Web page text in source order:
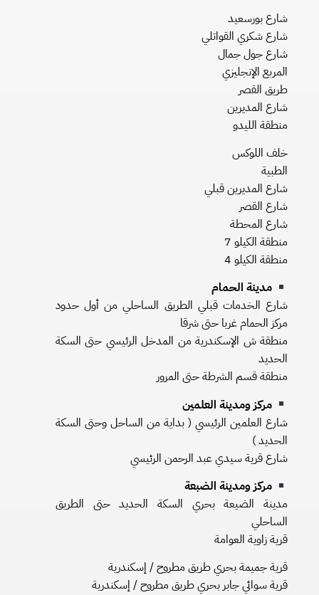
شارع بورسعيد
شارع شكري القواتلي
شارع جول جمال
المربع الإنجليزي
طريق القصر
شارع المديرين
منطقة الليدو
خلف اللوكس
الطبية
شارع المديرين قبلي
شارع القصر
شارع المحطة
منطقة الكيلو 7
منطقة الكيلو 4
مدينة الحمام
شارع الخدمات قبلي الطريق الساحلي من أول حدود
مركز الحمام غربا حتى شرقا
منطقة ش الإسكندرية من المدخل الرئيسي حتى السكة
الحديد
منطقة قسم الشرطة حتى المرور
مركز ومدينة العلمين
شارع العلمين الرئيسي ( بداية من الساحل وحتى السكة
الحديد )
شارع قرية سيدي عبد الرحمن الرئيسي
مركز ومدينة الضبعة
مدينة الضيعة بحري السكة الحديد حتى الطريق
الساحلي
قرية زاوية العوامة
قرية جميمة بحري طريق مطروح / إسكندرية
قرية سوائي جابر بحري طريق مطروح / إسكندرية